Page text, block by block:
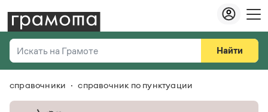
Искать на Грамоте
Справочная служба
Найти
Везде
справочники справочник по пунктуации